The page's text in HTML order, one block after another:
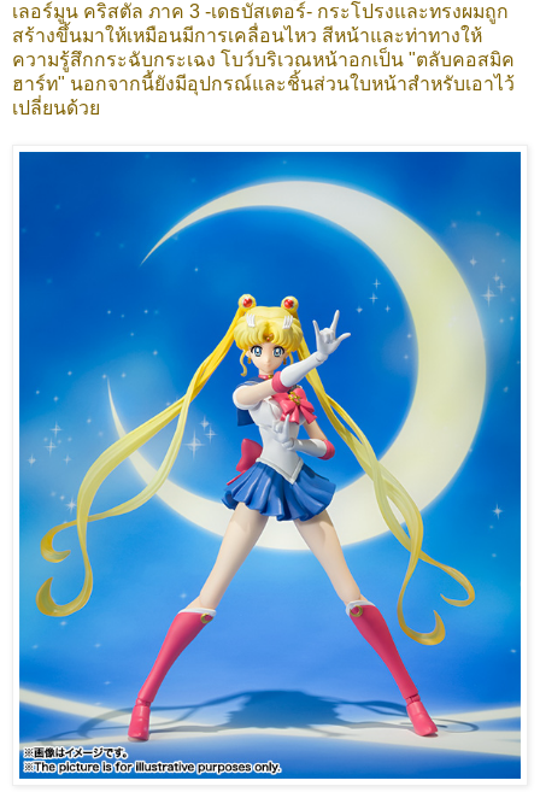
เลอร์มูน คริสตัล ภาค 3 -เดธบัสเตอร์- กระโปรงและทรงผมถูก
สร้างขึ้นมาให้เหมือนมีการเคลื่อนไหว สีหน้าและท่าทางให้
ความรู้สึกกระฉับกระเฉง โบว์บริเวณหน้าอกเป็น "ตลับคอสมิค
ฮาร์ท" นอกจากนี้ยังมีอุปกรณ์และชิ้นส่วนใบหน้าสำหรับเอาไว้
เปลี่ยนด้วย